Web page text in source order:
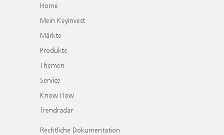
Home
Mein KeyInvest
Märkte
Produkte
Themen
Service
Know How
Trendradar
Rechtliche Dokumentation